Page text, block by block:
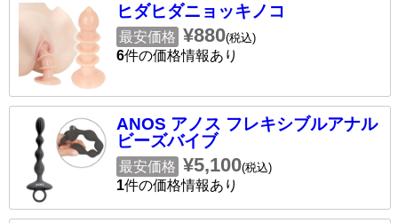
ヒダヒダニョッキノコ
最安価格 ¥880(税込)
6件の価格情報あり
ANOS アノス フレキシブルアナル
ビーズバイブ
最安価格 ¥5,100(税込)
1件の価格情報あり